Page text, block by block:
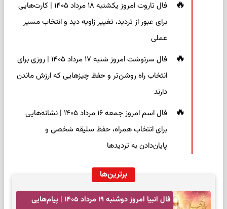
فال تاروت امروز یکشنبه ۱۸ مرداد ۱۴۰۵ | کارت‌هایی
برای عبور از تردید، تغییر زاویه دید و انتخاب مسیر
عملی
فال سرنوشت امروز شنبه ۱۷ مرداد ۱۴۰۵ | روزی برای
انتخاب راه روشن‌تر و حفظ چیزهایی که ارزش ماندن
دارند
فال اسم امروز جمعه ۱۶ مرداد ۱۴۰۵ | نشانه‌هایی
برای انتخاب همراه، حفظ سلیقه شخصی و
پایان‌دادن به تردیدها
برترین‌ها
فال انبیا امروز دوشنبه ۱۹ مرداد ۱۴۰۵ | پیام‌هایی